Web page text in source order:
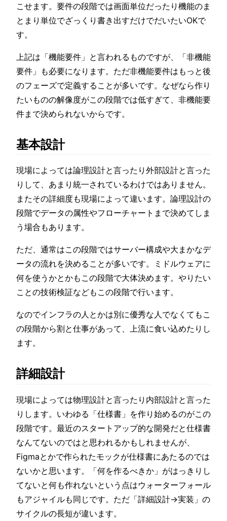
こせます。要件の段階では画面単位だったり機能のま
とまり単位でざっくり書き出すだけでだいたいOKで
す。
上記は「機能要件」と言われるものですが、「非機能
要件」も必要になります。ただ非機能要件はもっと後
のフェーズで定義することが多いです。なぜなら作り
たいものの解像度がこの段階では低すぎて、非機能要
件まで決められないからです。
基本設計
現場によっては論理設計と言ったり外部設計と言った
りして、あまり統一されているわけではありません。
またその詳細度も現場によって違います。論理設計の
段階でデータの属性やフローチャートまで決めてしま
う場合もあります。
ただ、通常はこの段階ではサーバー構成や大まかなデ
ータの流れを決めることが多いです。ミドルウェアに
何を使うかとかもこの段階で大体決めます。やりたい
ことの技術検証などもこの段階で行います。
なのでインフラの人とかは別に優秀な人でなくてもこ
の段階から割と仕事があって、上流に食い込めたりし
ます。
詳細設計
現場によっては物理設計と言ったり内部設計と言った
りします。いわゆる「仕様書」を作り始めるのがこの
段階です。最近のスタートアップ的な開発だと仕様書
なんてないのではと思われるかもしれませんが、
Figmaとかで作られたモックが仕様書にあたるのでは
ないかと思います。「何を作るべきか」がはっきりし
てないと何も作れないという点はウォーターフォール
もアジャイルも同じです。ただ「詳細設計→実装」の
サイクルの長短が違います。